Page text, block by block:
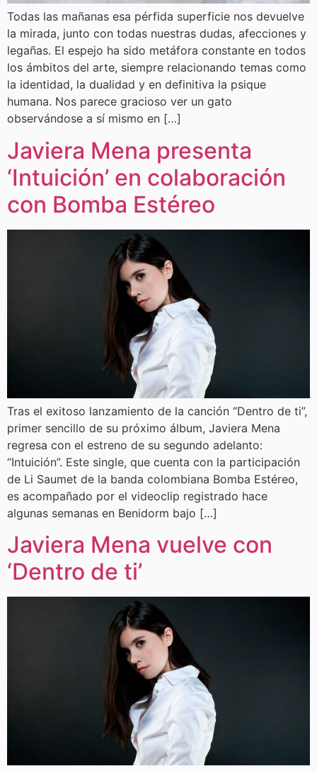
Todas las mañanas esa pérfida superficie nos devuelve
la mirada, junto con todas nuestras dudas, afecciones y
legañas. El espejo ha sido metáfora constante en todos
los ámbitos del arte, siempre relacionando temas como
la identidad, la dualidad y en definitiva la psique
humana. Nos parece gracioso ver un gato
observándose a sí mismo en […]
Javiera Mena presenta
‘Intuición’ en colaboración
con Bomba Estéreo
Tras el exitoso lanzamiento de la canción “Dentro de ti”,
primer sencillo de su próximo álbum, Javiera Mena
regresa con el estreno de su segundo adelanto:
“Intuición”. Este single, que cuenta con la participación
de Li Saumet de la banda colombiana Bomba Estéreo,
es acompañado por el videoclip registrado hace
algunas semanas en Benidorm bajo […]
Javiera Mena vuelve con
‘Dentro de ti’